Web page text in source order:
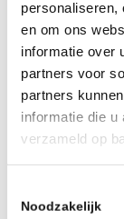
personaliseren,
en om ons
informatie over
partners voor
partners
informatie die u
verzameld op
Noodzakelijk